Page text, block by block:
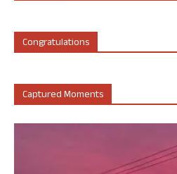
Congratulations
Captured Moments